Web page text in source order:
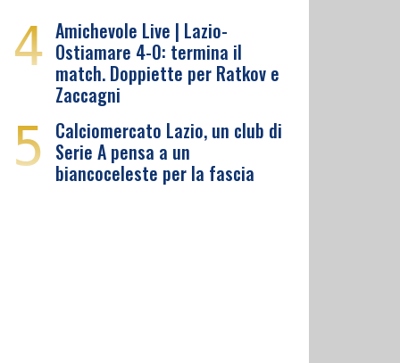
4 Amichevole Live | Lazio-
Ostiamare 4-0: termina il
match. Doppiette per Ratkov e
Zaccagni
5 Calciomercato Lazio, un club di
Serie A pensa a un
biancoceleste per la fascia